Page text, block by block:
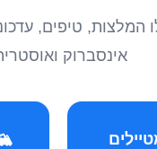
טיפים,
אינסברוק
🏔️